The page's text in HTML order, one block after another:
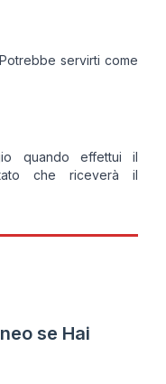
servirti come
quando effettui il
che riceverà il
se Hai